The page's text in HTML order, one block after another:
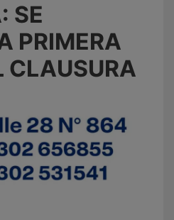
SE
PRIMERA
CLAUSURA